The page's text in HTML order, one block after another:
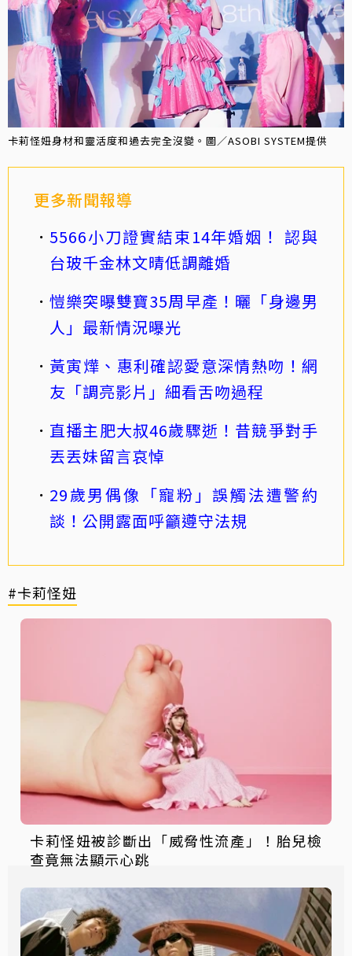
卡莉怪妞身材和靈活度和過去完全沒變。圖／ASOBI SYSTEM提供
更多新聞報導
5566小刀證實結束14年婚姻！ 認與
台玻千金林文晴低調離婚
愷樂突曝雙寶35周早產！曬「身邊男
人」最新情況曝光
黃寅燁、惠利確認愛意深情熱吻！網
友「調亮影片」細看舌吻過程
直播主肥大叔46歲驟逝！昔競爭對手
丟丟妹留言哀悼
29歲男偶像「寵粉」誤觸法遭警約
談！公開露面呼籲遵守法規
#卡莉怪妞
卡莉怪妞被診斷出「威脅性流產」！胎兒檢
查竟無法顯示心跳